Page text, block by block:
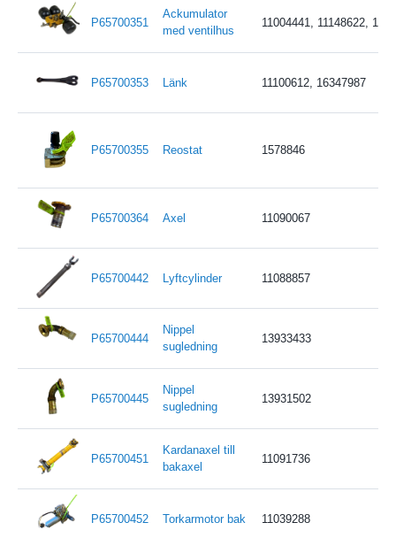
P65700351
Ackumulator
med ventilhus
11004441, 11148622,
P65700353 Länk 11100612, 16347987
P65700355 Reostat 1578846
P65700364 Axel 11090067
P65700442 Lyftcylinder 11088857
P65700444
Nippel
sugledning
13933433
P65700445
Nippel
sugledning
13931502
P65700451
Kardanaxel till
bakaxel
11091736
P65700452 Torkarmotor bak 11039288